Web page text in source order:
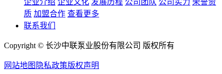
企业介绍 企业文化 发展历程 公司团队 公司实力 荣誉资
质 加盟合作 查看更多
联系我们
Copyright © 长沙中联泵业股份有限公司 版权所有
网站地图 隐私政策版权声明